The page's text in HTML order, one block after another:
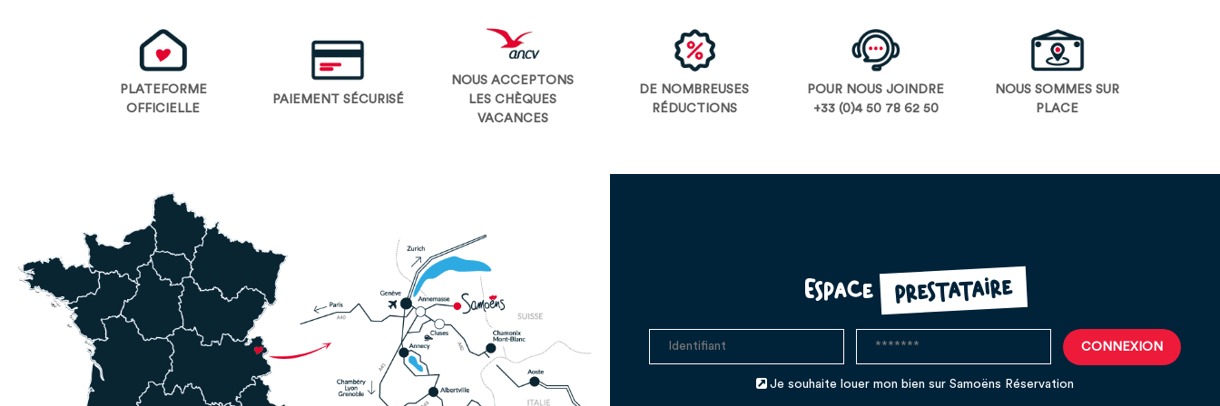
PLATEFORME
OFFICIELLE
PAIEMENT SÉCURISÉ
NOUS ACCEPTONS
LES CHÈQUES
VACANCES
DE NOMBREUSES
RÉDUCTIONS
POUR NOUS JOINDRE
+33 (0)4 50 78 62 50
NOUS SOMMES SUR
PLACE
Espace prestataire
Je souhaite louer mon bien sur Samoëns Réservation